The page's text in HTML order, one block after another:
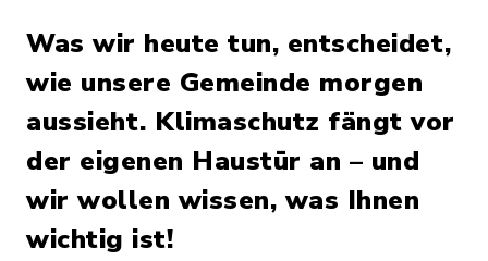
Was wir heute tun, entscheidet,
wie unsere Gemeinde morgen
aussieht. Klimaschutz fängt vor
der eigenen Haustür an – und
wir wollen wissen, was Ihnen
wichtig ist!